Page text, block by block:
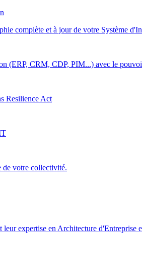
complète et à jour de votre Système
(ERP, CRM, CDP, PIM...) avec le
Resilience Act
de votre collectivité.
leur expertise en Architecture